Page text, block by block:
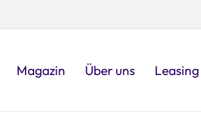
Magazin Über uns Leasing